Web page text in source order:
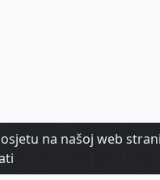
na našoj web